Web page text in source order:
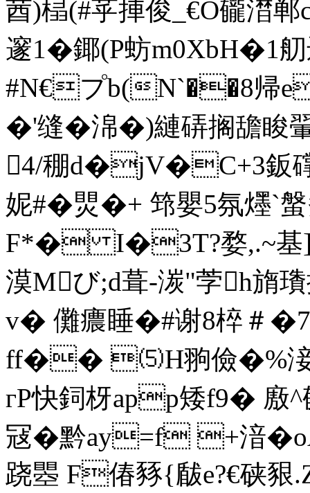
莤)榋(#苸捙俊_€O龓澘
邃1�鎁(P蚄m0XbH�1
#N€プb(N`��8帰
�'缝�淿�)縺硦搁舚睃
4/稝d�jV�C+3鈑
妮#�煛�+ 筇嬰5氛爅`螌
F*� I�3T?婺,.~基
漠Mび;d葺-湠"茡h旓
v� 儺癑睡�#谢8椊＃
ff�� ⑸H翑儉�%淁
гP快鉰枒app矮f9� 廒^
冦�黔ay=f +湆�
跷瞾 F偆豩{瞂e?€硖